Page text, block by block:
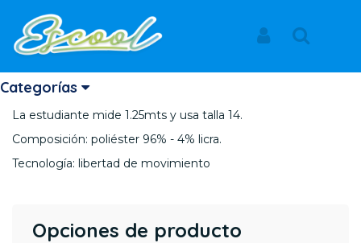
Categorías
Productos
GIMNASIO DEL NORTE
FALDA DIARIO
La estudiante mide 1.25mts y usa talla 14.
Composición: poliéster 96% - 4% licra.
Tecnología: libertad de movimiento
Opciones de producto